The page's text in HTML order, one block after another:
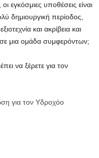
εγκόσμιες υποθέσεις είναι
δημιουργική περίοδος,
και ακρίβεια και
μια ομάδα συμφερόντων;
να ξέρετε για τον
για τον Υδροχόο